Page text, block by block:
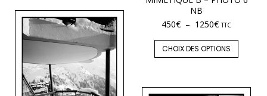
NB
450€ – 1250€ TTC
CHOIX DES OPTIONS